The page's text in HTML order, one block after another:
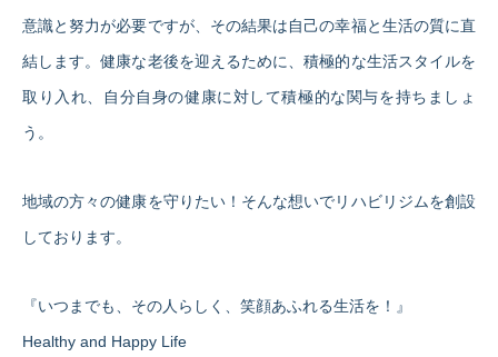
意識と努力が必要ですが、その結果は自己の幸福と生活の質に直
結します。健康な老後を迎えるために、積極的な生活スタイルを
取り入れ、自分自身の健康に対して積極的な関与を持ちましょ
う。
地域の方々の健康を守りたい！そんな想いでリハビリジムを創設
しております。
『いつまでも、その人らしく、笑顔あふれる生活を！』
Healthy and Happy Life